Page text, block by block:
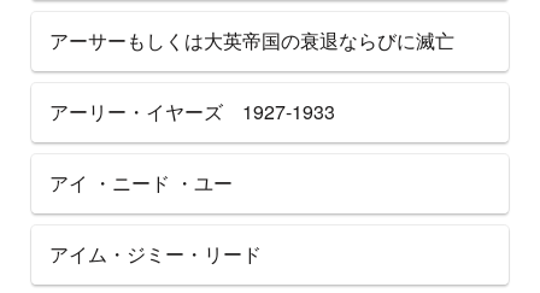
アーサーもしくは大英帝国の衰退ならびに滅亡
アーリー・イヤーズ 1927-1933
アイ ・ニード ・ユー
アイム・ジミー・リード